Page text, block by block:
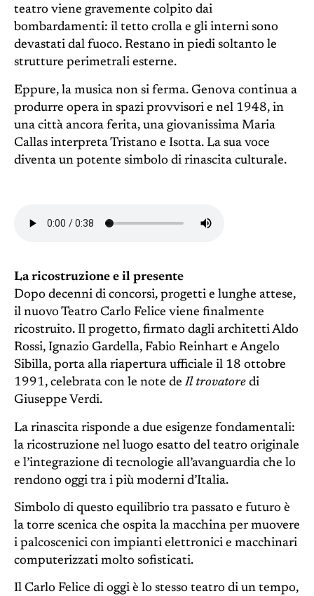
teatro viene gravemente colpito dai
bombardamenti: il tetto crolla e gli interni sono
devastati dal fuoco. Restano in piedi soltanto le
strutture perimetrali esterne.
Eppure, la musica non si ferma. Genova continua a
produrre opera in spazi provvisori e nel 1948, in
una città ancora ferita, una giovanissima Maria
Callas interpreta Tristano e Isotta. La sua voce
diventa un potente simbolo di rinascita culturale.
La ricostruzione e il presente
Dopo decenni di concorsi, progetti e lunghe attese,
il nuovo Teatro Carlo Felice viene finalmente
ricostruito. Il progetto, firmato dagli architetti Aldo
Rossi, Ignazio Gardella, Fabio Reinhart e Angelo
Sibilla, porta alla riapertura ufficiale il 18 ottobre
1991, celebrata con le note deIl trovatore di
Giuseppe Verdi.
La rinascita risponde a due esigenze fondamentali:
la ricostruzione nel luogo esatto del teatro originale
e l’integrazione di tecnologie all’avanguardia che lo
rendono oggi tra i più moderni d’Italia.
Simbolo di questo equilibrio tra passato e futuro è
la torre scenica che ospita la macchina per muovere
i palcoscenici con impianti elettronici e macchinari
computerizzati molto sofisticati.
Il Carlo Felice di oggi è lo stesso teatro di un tempo,